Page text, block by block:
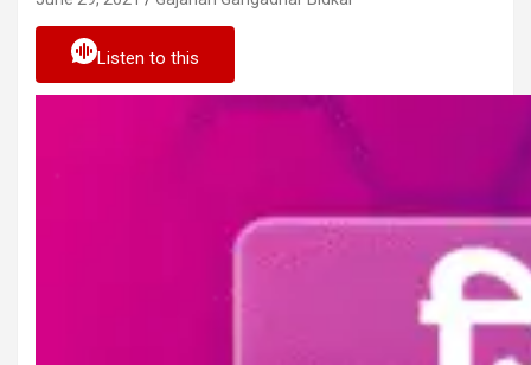
Listen to this